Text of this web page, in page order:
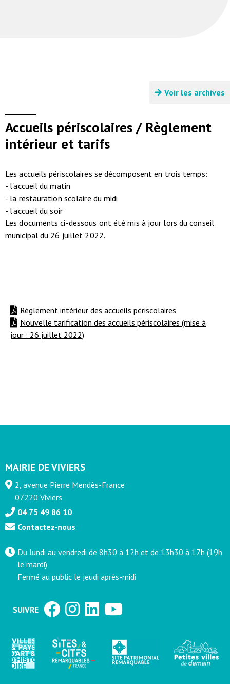
Voir les archives
Accueils périscolaires / Règlement
intérieur et tarifs
Les accueils périscolaires se décomposent en trois temps:
- l'accueil du matin
- la restauration scolaire du midi
- l'accueil du soir
Les documents ci-dessous ont été mis à jour lors du conseil
municipal du 26 juillet 2022.
Règlement intérieur des accueils périscolaires
Nouvelle tarification des accueils périscolaires (mise à
jour : 26 juillet 2022)
MAIRIE DE VIVIERS
2, avenue Pierre Mendès-France
07220 Viviers
04 75 49 86 10
Contactez-nous
Du lundi au vendredi de 8h30 à 12h et de 13h30 à 17h (19h
le mardi)
Fermé au public le jeudi après-midi
SUIVRE